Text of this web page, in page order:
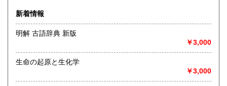
沿線名：-
最寄駅：-
営業時間：-
定休日：-
書籍の買取について
新着情報
明解 古語辞典 新版
￥3,000
生命の起原と生化学
￥3,000